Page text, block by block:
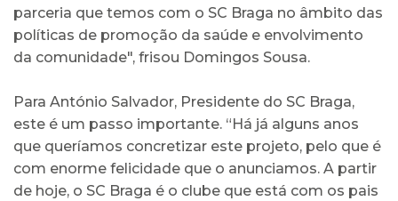
parceria que temos com o SC Braga no âmbito das
políticas de promoção da saúde e envolvimento
da comunidade", frisou Domingos Sousa.
Para António Salvador, Presidente do SC Braga,
este é um passo importante. “Há já alguns anos
que queríamos concretizar este projeto, pelo que é
com enorme felicidade que o anunciamos. A partir
de hoje, o SC Braga é o clube que está com os pais